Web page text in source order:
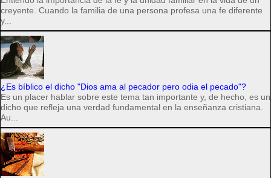
creyente. Cuando la familia de una persona profesa una fe diferente
y...
¿Es bíblico el dicho "Dios ama al pecador pero odia el pecado"?
Es un placer hablar sobre este tema tan importante y, de hecho, es un
dicho que refleja una verdad fundamental en la enseñanza cristiana.
Au...